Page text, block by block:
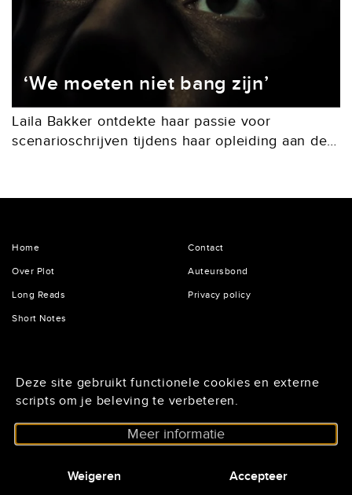
Deze site gebruikt functionele cookies en externe
scripts om je beleving te verbeteren.
Meer informatie
Weigeren Accepteer
‘We moeten niet bang zijn’
Laila Bakker ontdekte haar passie voor
scenarioschrijven tijdens haar opleiding aan de
het verlangen om in fictievorm verhalen...
Home
Over Plot
Long Reads
Short Notes
Contact
Auteursbond
Privacy policy
1075 HH Amsterdam
020 - 6234296
Nieuwsbrief@auteursbond.nl